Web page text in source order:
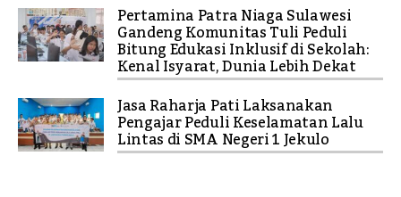
Pertamina Patra Niaga Sulawesi
Gandeng Komunitas Tuli Peduli
Bitung Edukasi Inklusif di Sekolah:
Kenal Isyarat, Dunia Lebih Dekat
Jasa Raharja Pati Laksanakan
Pengajar Peduli Keselamatan Lalu
Lintas di SMA Negeri 1 Jekulo